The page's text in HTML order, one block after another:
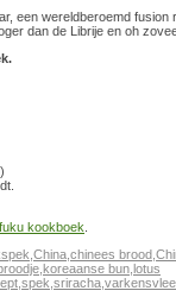
een wereldberoemd fusion
dan de Librije en oh
kookboek
China chinees brood
koreaanse bun lotus
spek sriracha